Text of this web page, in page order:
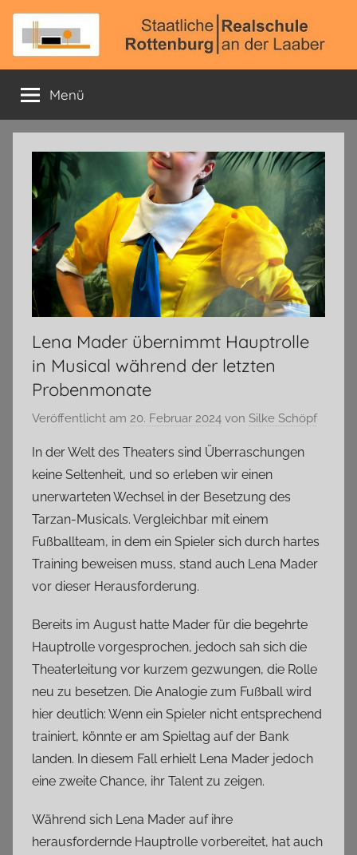
Zum
Inhalt
springen
Staatliche
Realschule
Rottenburg
a.
d.
Laaber
Offizielle
Schulhomepage
Menü
Lena Mader übernimmt Hauptrolle
in Musical während der letzten
Probenmonate
Veröffentlicht am 20. Februar 2024 von Silke Schöpf
In der Welt des Theaters sind Überraschungen
keine Seltenheit, und so erleben wir einen
unerwarteten Wechsel in der Besetzung des
Tarzan-Musicals. Vergleichbar mit einem
Fußballteam, in dem ein Spieler sich durch hartes
Training beweisen muss, stand auch Lena Mader
vor dieser Herausforderung.
Bereits im August hatte Mader für die begehrte
Hauptrolle vorgesprochen, jedoch sah sich die
Theaterleitung vor kurzem gezwungen, die Rolle
neu zu besetzen. Die Analogie zum Fußball wird
hier deutlich: Wenn ein Spieler nicht entsprechend
trainiert, könnte er am Spieltag auf der Bank
landen. In diesem Fall erhielt Lena Mader jedoch
eine zweite Chance, ihr Talent zu zeigen.
Während sich Lena Mader auf ihre
herausfordernde Hauptrolle vorbereitet, hat auch